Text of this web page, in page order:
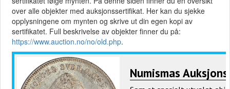
over alle objekter med auksjonssertifikat. Her kan du sjekke
opplysningene om mynten og skrive ut din egen kopi av
sertifikatet. Full beskrivelse av objekter finner du på:
https://www.auction.no/no/old.php.